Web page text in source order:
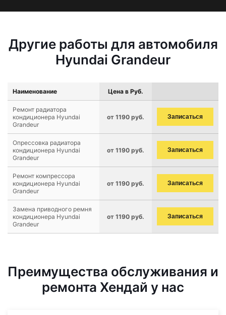
Другие работы для автомобиля
Hyundai Grandeur
Наименование Цена в Руб.
Ремонт радиатора
кондиционера Hyundai
Grandeur
от 1190 руб. Записаться
Опрессовка радиатора
кондиционера Hyundai
Grandeur
от 1190 руб. Записаться
Ремонт компрессора
кондиционера Hyundai
Grandeur
от 1190 руб. Записаться
Замена приводного ремня
кондиционера Hyundai
Grandeur
от 1190 руб. Записаться
Преимущества обслуживания и
ремонта Хендай у нас